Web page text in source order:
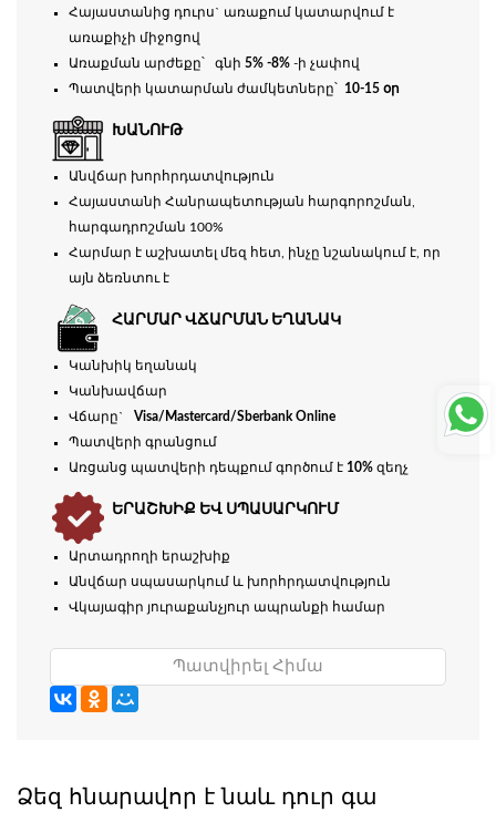
Հայաստանից դուրս` առաքում կատարվում է
առաքիչի միջոցով
Առաքման արժեքը՝ գնի5% -8% -ի չափով
Պատվերի կատարման ժամկետները՝ 10-15 օր
ԽԱՆՈՒԹ
Անվճար խորհրդատվություն
Հայաստանի Հանրապետության հարգորոշման,
հարգադրոշման 100%
Հարմար է աշխատել մեզ հետ, ինչը նշանակում է, որ
այն ձեռնտու է
ՀԱՐՄԱՐ ՎՃԱՐՄԱՆ ԵՂԱՆԱԿ
Կանխիկ եղանակ
Կանխավճար
Վճարը`Visa/Mastercard/Sberbank Online
Պատվերի գրանցում
Առցանց պատվերի դեպքում գործում է 10% զեղչ
ԵՐԱՇԽԻՔ ԵՎ ՍՊԱՍԱՐԿՈՒՄ
Արտադրողի երաշխիք
Անվճար սպասարկում և խորհրդատվություն
Վկայագիր յուրաքանչյուր ապրանքի համար
Պատվիրել Հիմա
Ձեզ հնարավոր է նաև դուր գա